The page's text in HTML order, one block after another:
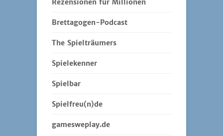
Rezensionen für Millionen
Brettagogen-Podcast
The Spielträumers
Spielekenner
Spielbar
Spielfreu(n)de
gamesweplay.de